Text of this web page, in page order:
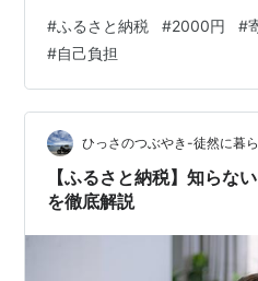
なのです。 ふるさと納税にお
ということを聞いたことはあ
組みについて説明していき
担」とは？ 例えば、年収400
る自治体に30,000円寄附した
年の所得税と住民税から…
#ふるさと納税 #2000円 #
#自己負担
ひっさのつぶやき-徒然に暮
【ふるさと納税】知らな
を徹底解説